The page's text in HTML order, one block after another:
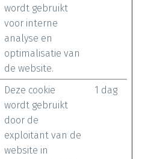
wordt gebruikt
voor interne
analyse en
optimalisatie van
de website.
Deze cookie
wordt gebruikt
door de
exploitant van de
website in
1 dag